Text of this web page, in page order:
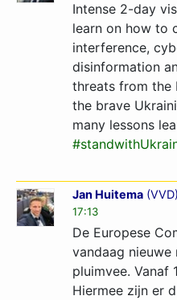
Intense 2-day
learn on how to
interference,
disinformation
threats from the
the brave
many lessons
Jan Huitema (VVD)
17:13
De Europese
vandaag
pluimvee. Vanaf
Hiermee zijn er